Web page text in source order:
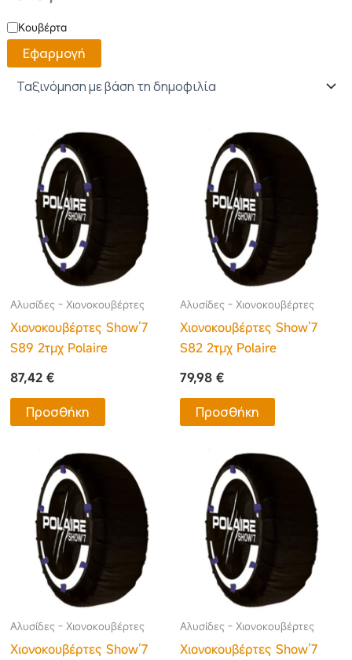
Κουβέρτα
Εφαρμογή
Αλυσίδες - Χιονοκουβέρτες
Χιονοκουβέρτες Show’7
S89 2τμχ Polaire
87,42€
Προσθήκη
Αλυσίδες - Χιονοκουβέρτες
Χιονοκουβέρτες Show’7
S82 2τμχ Polaire
79,98 €
Προσθήκη
Αλυσίδες - Χιονοκουβέρτες
Χιονοκουβέρτες Show’7
Αλυσίδες - Χιονοκουβέρτες
Χιονοκουβέρτες Show’7